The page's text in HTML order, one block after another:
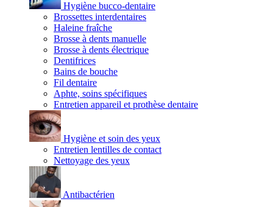
Hygiène bucco-dentaire
Brossettes interdentaires
Haleine fraîche
Brosse à dents manuelle
Brosse à dents électrique
Dentifrices
Bains de bouche
Fil dentaire
Aphte, soins spécifiques
Entretien appareil et prothèse dentaire
Hygiène et soin des yeux
Entretien lentilles de contact
Nettoyage des yeux
Antibactérien